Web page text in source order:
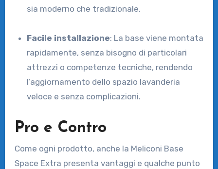
sia moderno che tradizionale.
Facile installazione: La base viene montata
rapidamente, senza bisogno di particolari
attrezzi o competenze tecniche, rendendo
l’aggiornamento dello spazio lavanderia
veloce e senza complicazioni.
Pro e Contro
Come ogni prodotto, anche la Meliconi Base
Space Extra presenta vantaggi e qualche punto